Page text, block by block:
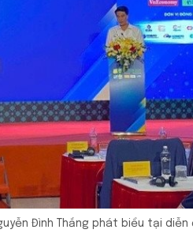
Đình Thắng phát biểu tại diễn